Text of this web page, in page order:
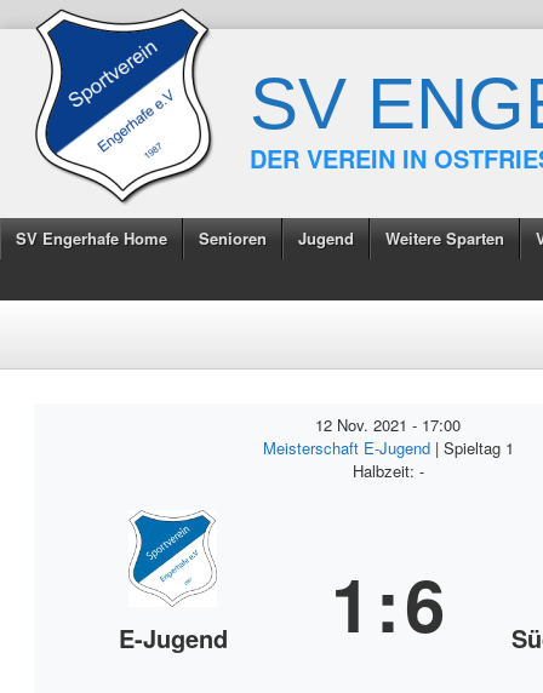
SV
DER VEREIN IN
SV Engerhafe Home Senioren Jugend Weitere Sparten
12 Nov. 2021 - 17:00
Meisterschaft E-Jugend | Spieltag 1
Halbzeit: -
E-Jugend 1 :6